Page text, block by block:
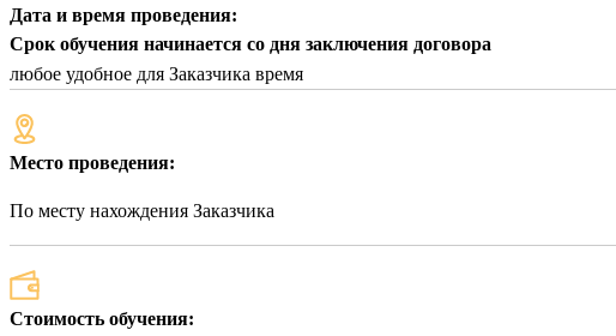
Дата и время проведения:
Срок обучения начинается со дня заключения договора
любое удобное для Заказчика время
Место проведения:
По месту нахождения Заказчика
Стоимость обучения: